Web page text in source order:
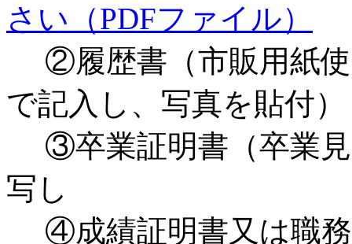
さい（PDFファイル）
②履歴書（市販用紙使
で記入し、写真を貼付）
③卒業証明書（卒業見
写し
④成績証明書又は職務